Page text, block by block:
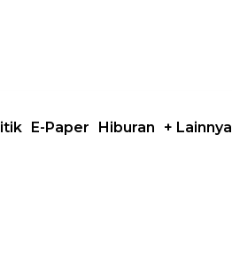
E-Paper Hiburan + Lainnya